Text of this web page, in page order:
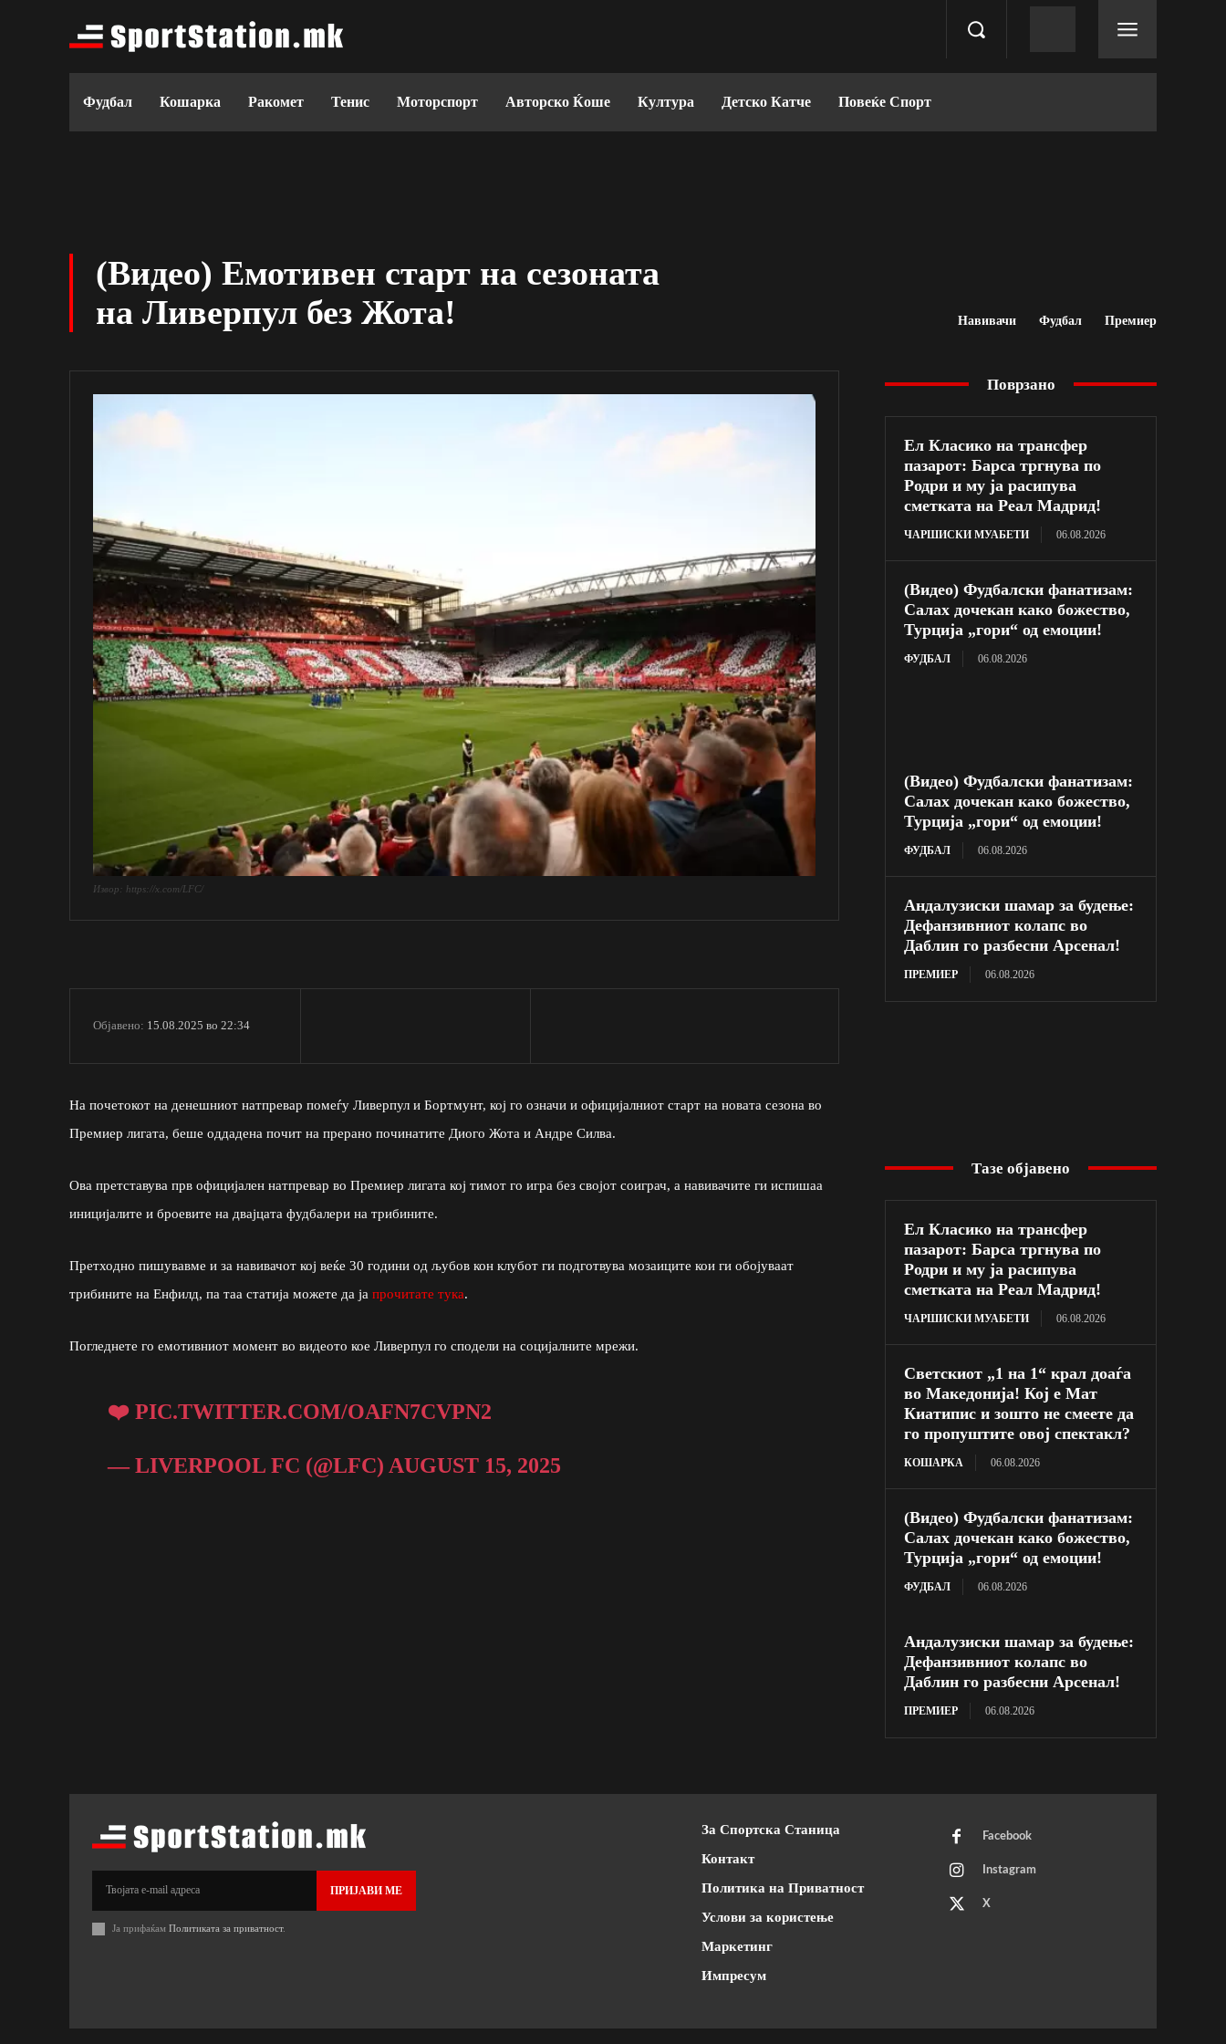
Фудбал Кошарка Ракомет Тенис Моторспорт Авторско Ќоше Култура Детско Катче Повеќе Спорт
(Видео) Емотивен старт на сезоната
на Ливерпул без Жота!
Навивачи Фудбал Премиер
Извор: https://x.com/LFC/
Објавено: 15.08.2025 во 22:34
На почетокот на денешниот натпревар помеѓу Ливерпул и Бортмунт, кој го означи и официјалниот старт на новата сезона во
Премиер лигата, беше оддадена почит на прерано починатите Диого Жота и Андре Силва.
Ова претставува прв официјален натпревар во Премиер лигата кој тимот го игра без својот соиграч, а навивачите ги испишаа
иницијалите и броевите на двајцата фудбалери на трибините.
Претходно пишувавме и за навивачот кој веќе 30 години од љубов кон клубот ги подготвува мозаиците кои ги обојуваат
трибините на Енфилд, па таа статија можете да ја прочитате тука.
Погледнете го емотивниот момент во видеото кое Ливерпул го сподели на социјалните мрежи.
❤️PIC.TWITTER.COM/OAFN7CVPN2
— LIVERPOOL FC (@LFC) AUGUST 15, 2025
Поврзано
Ел Класико на трансфер
пазарот: Барса тргнува по
Родри и му ја расипува
сметката на Реал Мадрид!
ЧАРШИСКИ МУАБЕТИ 06.08.2026
(Видео) Фудбалски фанатизам:
Салах дочекан како божество,
Турција „гори“ од емоции!
ФУДБАЛ 06.08.2026
(Видео) Фудбалски фанатизам:
Салах дочекан како божество,
Турција „гори“ од емоции!
ФУДБАЛ 06.08.2026
Андалузиски шамар за будење:
Дефанзивниот колапс во
Даблин го разбесни Арсенал!
ПРЕМИЕР 06.08.2026
Тазе објавено
Ел Класико на трансфер
пазарот: Барса тргнува по
Родри и му ја расипува
сметката на Реал Мадрид!
ЧАРШИСКИ МУАБЕТИ 06.08.2026
Светскиот „1 на 1“ крал доаѓа
во Македонија! Кој е Мат
Киатипис и зошто не смеете да
го пропуштите овој спектакл?
КОШАРКА 06.08.2026
(Видео) Фудбалски фанатизам:
Салах дочекан како божество,
Турција „гори“ од емоции!
ФУДБАЛ 06.08.2026
Андалузиски шамар за будење:
Дефанзивниот колапс во
Даблин го разбесни Арсенал!
ПРЕМИЕР 06.08.2026
ПРИЈАВИ МЕ
Ја прифаќам Политиката за приватност.
За Спортска Станица
Контакт
Политика на Приватност
Услови за користење
Маркетинг
Импресум
Facebook
Instagram
X